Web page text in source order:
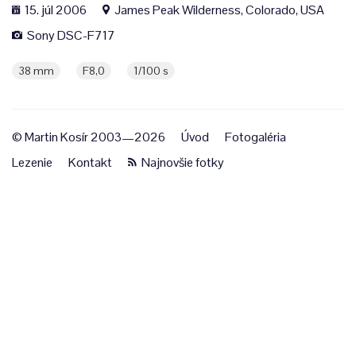
15. júl 2006
James Peak Wilderness, Colorado, USA
Sony DSC-F717
38 mm F8,0 1/100 s
© Martin Kosír 2003—2026 Úvod
Fotogaléria
Lezenie
Kontakt Najnovšie fotky